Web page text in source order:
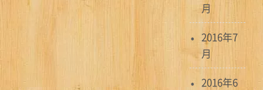
月
2016年7
月
2016年6